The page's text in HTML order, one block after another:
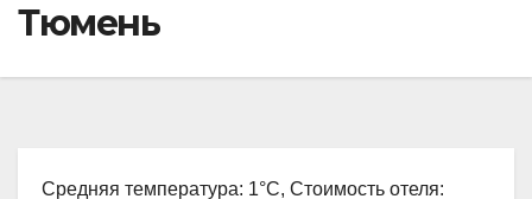
Тюмень
Средняя температура: 1°C, Стоимость отеля: